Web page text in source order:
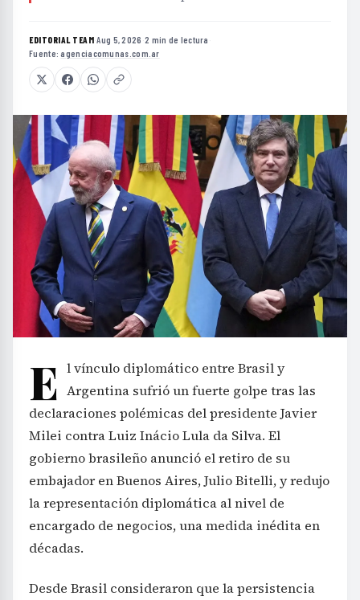
EDITORIAL TEAM·Aug 5, 2026 ·2 min de lectura ·
Fuente: agenciacomunas.com.ar
E l vínculo diplomático entre Brasil y
Argentina sufrió un fuerte golpe tras las
declaraciones polémicas del presidente Javier
Milei contra Luiz Inácio Lula da Silva. El
gobierno brasileño anunció el retiro de su
embajador en Buenos Aires, Julio Bitelli, y redujo
la representación diplomática al nivel de
encargado de negocios, una medida inédita en
décadas.
Desde Brasil consideraron que la persistencia